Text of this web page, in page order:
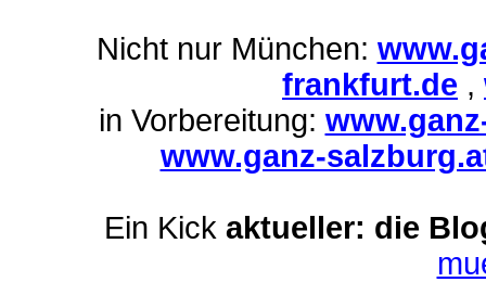
Nicht nur München:
frankfurt.de ,
in Vorbereitung:
www.ganz-
Ein Kick aktueller: die